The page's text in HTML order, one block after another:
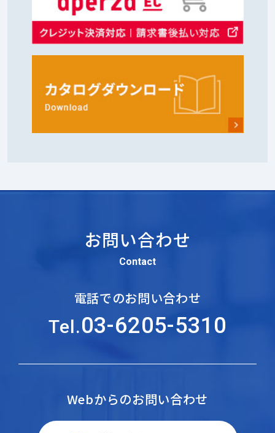
お問い合わせ
Contact
電話でのお問い合わせ
Tel.03-6205-5310
Webからのお問い合わせ